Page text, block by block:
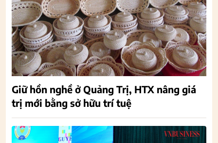
Giữ hồn nghề ở Quảng Trị, HTX nâng giá
trị mới bằng sở hữu trí tuệ